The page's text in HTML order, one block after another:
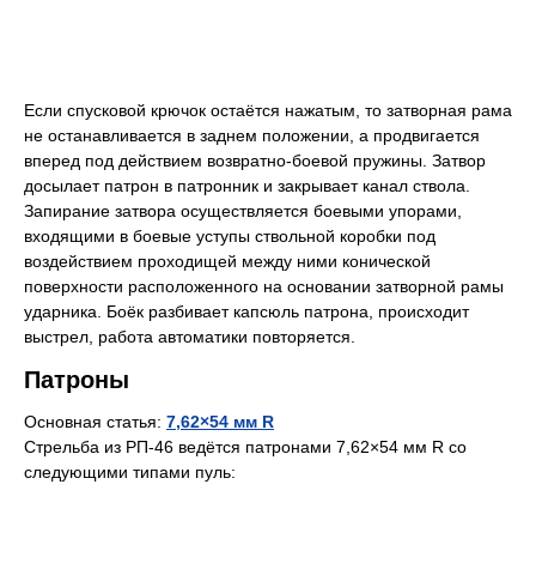
Если спусковой крючок остаётся нажатым, то затворная рама
не останавливается в заднем положении, а продвигается
вперед под действием возвратно-боевой пружины. Затвор
досылает патрон в патронник и закрывает канал ствола.
Запирание затвора осуществляется боевыми упорами,
входящими в боевые уступы ствольной коробки под
воздействием проходищей между ними конической
поверхности расположенного на основании затворной рамы
ударника. Боёк разбивает капсюль патрона, происходит
выстрел, работа автоматики повторяется.
Патроны
Основная статья: 7,62×54 мм R
Стрельба из РП-46 ведётся патронами 7,62×54 мм R со
следующими типами пуль: